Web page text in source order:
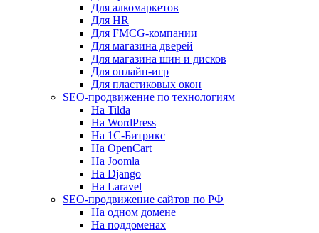
Для алкомаркетов
Для HR
Для FMCG-компании
Для магазина дверей
Для магазина шин и дисков
Для онлайн-игр
Для пластиковых окон
SEO-продвижение по технологиям
На Tilda
На WordPress
На 1С-Битрикс
На OpenCart
На Joomla
На Django
На Laravel
SEO-продвижение сайтов по РФ
На одном домене
На поддоменах